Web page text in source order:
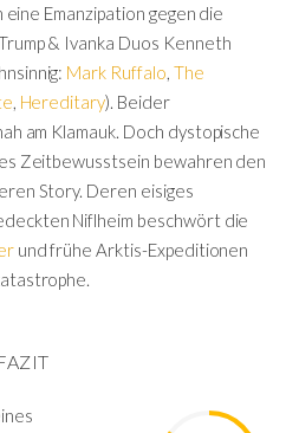
Emanzipation gegen die
& Ivanka Duos Kenneth
Mark Ruffalo The
Hereditary) . Beider
am Klamauk. Doch dystopische
Zeitbewusstsein bewahren den
Story. Deren eisiges
Niflheim beschwört die
und frühe Arktis-Expeditionen